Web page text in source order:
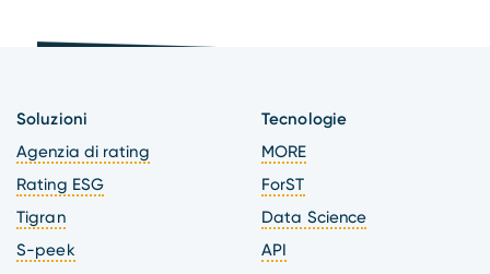
Soluzioni
Agenzia di rating
Rating ESG
Tigran
S-peek
Tecnologie
MORE
ForST
Data Science
API